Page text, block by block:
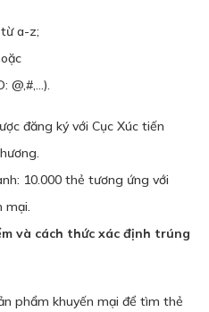
a-z;
@,#,…).
đăng ký với Cục Xúc tiến
10.000 thẻ tương ứng với
mại.
và cách thức xác định trúng
phẩm khuyến mại để tìm thẻ